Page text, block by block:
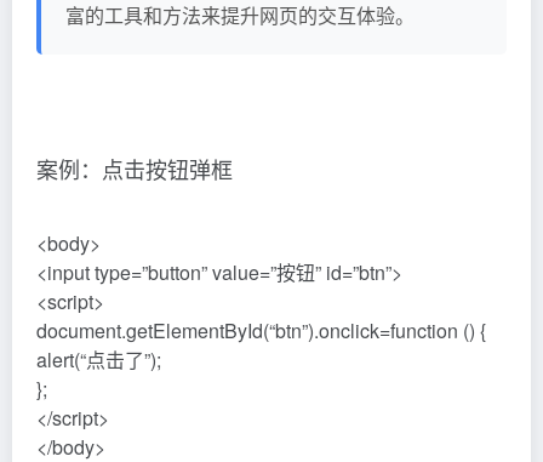
富的工具和方法来提升网页的交互体验。
案例：点击按钮弹框
<body>
<input type=”button” value=”按钮” id=”btn”>
<script>
document.getElementById(“btn”).onclick=function () {
alert(“点击了”);
};
</script>
</body>